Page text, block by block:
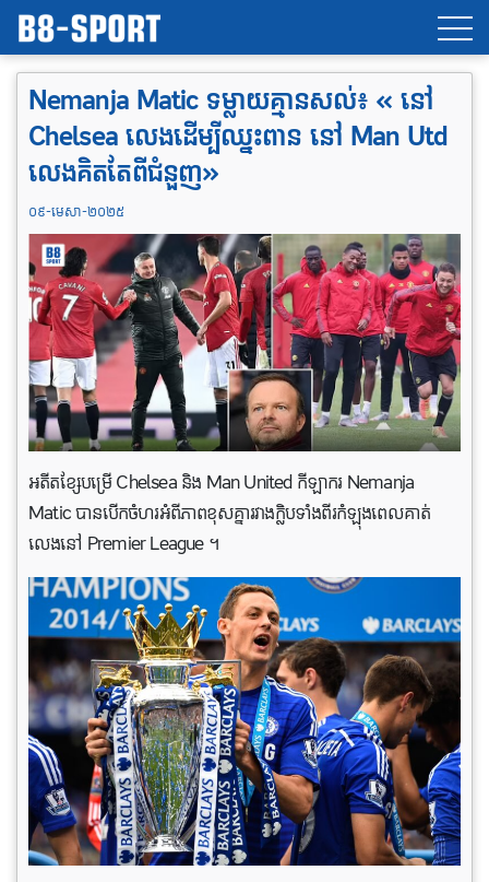
Nemanja Matic ទម្លាយគ្មានសល់៖ « នៅ
Chelsea លេងដើម្បីឈ្នះពាន នៅ Man Utd
លេងគិតតែពីជំនួញ»
០៩-មេសា-២០២៥
អតីតខ្សែបម្រើ Chelsea និង Man United កីឡាករ Nemanja
Matic បានបើកចំហរអំពីភាពខុសគ្នារវាងក្លិបទាំងពីរកំឡុងពេលគាត់
លេងនៅ Premier League ។